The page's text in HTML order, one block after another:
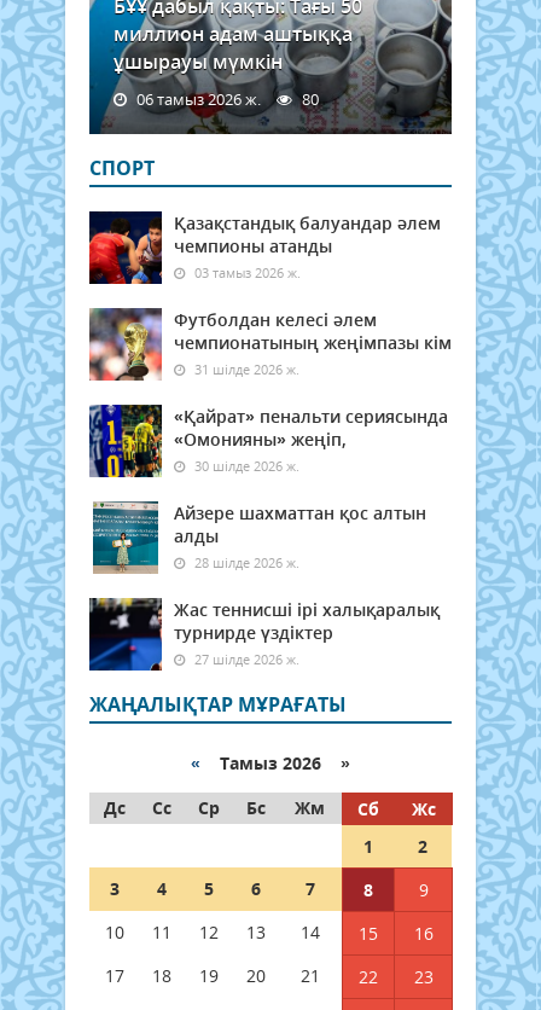
БҰҰ дабыл қақты: Тағы 50
миллион адам аштыққа
ұшырауы мүмкін
06 тамыз 2026 ж. 80
СПОРТ
Қазақстандық балуандар әлем
чемпионы атанды
03 тамыз 2026 ж.
Футболдан келесі әлем
чемпионатының жеңімпазы кім
31 шілде 2026 ж.
«Қайрат» пенальти сериясында
«Омонияны» жеңіп,
30 шілде 2026 ж.
Айзере шахматтан қос алтын
алды
28 шілде 2026 ж.
Жас теннисші ірі халықаралық
турнирде үздіктер
27 шілде 2026 ж.
ЖАҢАЛЫҚТАР МҰРАҒАТЫ
« Тамыз 2026 »
Дс
Сс Ср Бс Жм Сб
Жс
1
2
3
4 5 6 7 8
9
10
11 12 13 14 15
16
17
18 19 20 21 22
23